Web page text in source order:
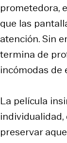
prometedora,
que las
atención. Sin
termina de
incómodas de
La película
individualidad,
preservar